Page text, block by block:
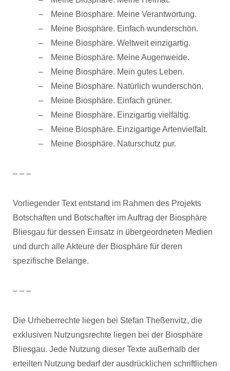
Meine Biosphäre. Meine Verantwortung.
Meine Biosphäre. Einfach wunderschön.
Meine Biosphäre. Weltweit einzigartig.
Meine Biosphäre. Meine Augenweide.
Meine Biosphäre. Mein gutes Leben.
Meine Biosphäre. Natürlich wunderschön.
Meine Biosphäre. Einfach grüner.
Meine Biosphäre. Einzigartig vielfältig.
Meine Biosphäre. Einzigartige Artenvielfalt.
Meine Biosphäre. Naturschutz pur.
– – –
Vorliegender Text entstand im Rahmen des Projekts
Botschaften und Botschafter im Auftrag der Biosphäre
Bliesgau für dessen Einsatz in übergeordneten Medien
und durch alle Akteure der Biosphäre für deren
spezifische Belange.
– – –
Die Urheberrechte liegen bei Stefan Theßenvitz, die
exklusiven Nutzungsrechte liegen bei der Biosphäre
Bliesgau. Jede Nutzung dieser Texte außerhalb der
erteilten Nutzung bedarf der ausdrücklichen schriftlichen